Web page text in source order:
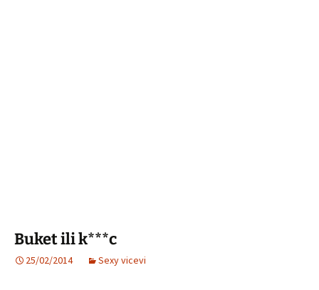
Buket ili k***c
25/02/2014 Sexy vicevi